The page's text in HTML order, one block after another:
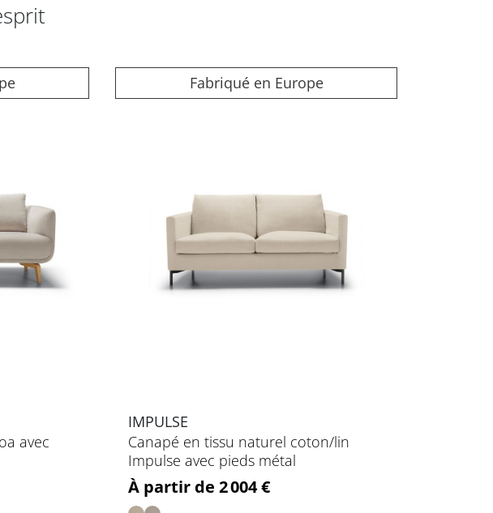
avec
Fabriqué en Europe
IMPULSE
Canapé en tissu naturel coton/lin
Impulse avec pieds métal
Prix
À partir de 2 004 €